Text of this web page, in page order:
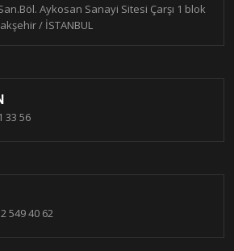
Aykosan Sanayi Sitesi Çarşı 1 blok
/ İSTANBUL
33 56
549 40 62